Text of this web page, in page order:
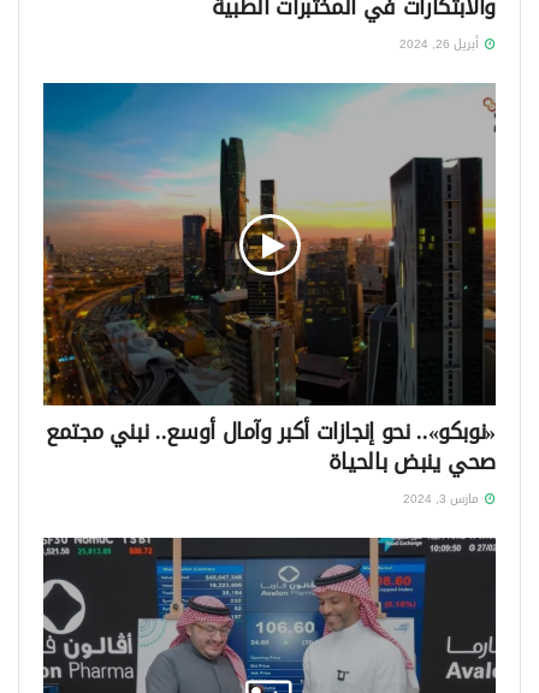
أبريل 26, 2024
«نوبكو».. نحو إنجازات أكبر وآمال أوسع.. نبني مجتمع
صحي ينبض بالحياة
مارس 3, 2024